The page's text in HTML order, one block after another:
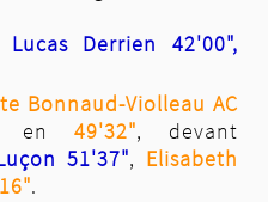
Derrien 42'00",
Bonnaud-Violleau AC
en 49'32", devant
51'37", Elisabeth
.